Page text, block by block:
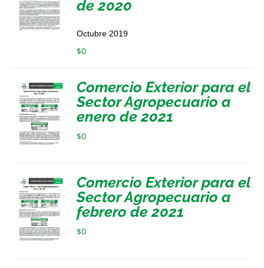
de 2020
Octubre 2019
$0
Comercio Exterior para el
Sector Agropecuario a
enero de 2021
$0
Comercio Exterior para el
Sector Agropecuario a
febrero de 2021
$0